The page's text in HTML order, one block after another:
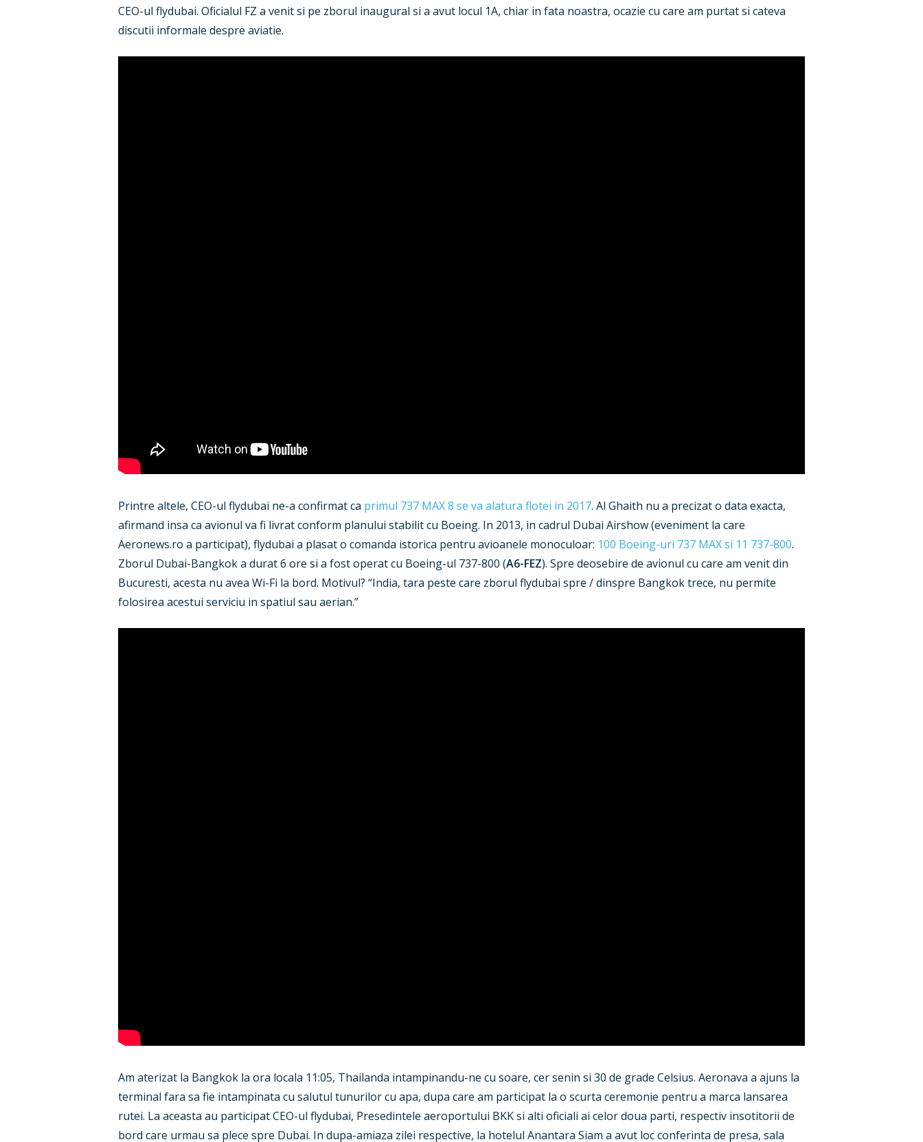
CEO-ul flydubai. Oficialul FZ a venit si pe zborul inaugural si a avut locul 1A, chiar in fata noastra, ocazie cu care am purtat si cateva
discutii informale despre aviatie.
Printre altele, CEO-ul flydubai ne-a confirmat ca primul 737 MAX 8 se va alatura flotei in 2017. Al Ghaith nu a precizat o data exacta,
afirmand insa ca avionul va fi livrat conform planului stabilit cu Boeing. In 2013, in cadrul Dubai Airshow (eveniment la care
Aeronews.ro a participat), flydubai a plasat o comanda istorica pentru avioanele monoculoar: 100 Boeing-uri 737 MAX si 11 737-800.
Zborul Dubai-Bangkok a durat 6 ore si a fost operat cu Boeing-ul 737-800 (A6-FEZ). Spre deosebire de avionul cu care am venit din
Bucuresti, acesta nu avea Wi-Fi la bord. Motivul? “India, tara peste care zborul flydubai spre / dinspre Bangkok trece, nu permite
folosirea acestui serviciu in spatiul sau aerian.”
Am aterizat la Bangkok la ora locala 11:05, Thailanda intampinandu-ne cu soare, cer senin si 30 de grade Celsius. Aeronava a ajuns la
terminal fara sa fie intampinata cu salutul tunurilor cu apa, dupa care am participat la o scurta ceremonie pentru a marca lansarea
rutei. La aceasta au participat CEO-ul flydubai, Presedintele aeroportului BKK si alti oficiali ai celor doua parti, respectiv insotitorii de
bord care urmau sa plece spre Dubai. In dupa-amiaza zilei respective, la hotelul Anantara Siam a avut loc conferinta de presa, sala